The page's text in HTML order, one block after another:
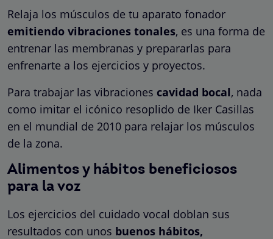
Relaja los músculos de tu aparato fonador
emitiendo vibraciones tonales, es una forma de
entrenar las membranas y prepararlas para
enfrenarte a los ejercicios y proyectos.
Para trabajar las vibraciones cavidad bocal, nada
como imitar el icónico resoplido de Iker Casillas
en el mundial de 2010 para relajar los músculos
de la zona.
Alimentos y hábitos beneficiosos
para la voz
Los ejercicios del cuidado vocal doblan sus
resultados con unos buenos hábitos,